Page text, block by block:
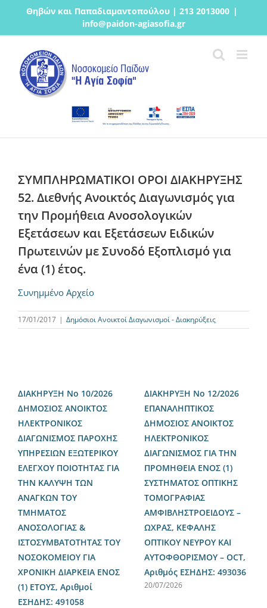
Μετάβαση
περιεχόμενο
Θηβών και Παπαδιαμαντοπούλου | 213 2013000 |
info@paidon-agiasofia.gr
ΣΥΜΠΛΗΡΩΜΑΤΙΚΟΙ ΟΡΟΙ ΔΙΑΚΗΡΥΞΗΣ
52. Διεθνής Ανοικτός Διαγωνισμός για
την Προμήθεια Ανοσολογικών
Εξετάσεων και Εξετάσεων Ειδικών
Πρωτεινών με Συνοδό Εξοπλισμό για
ένα (1) έτος.
Συνημμένο Αρχείο
17/01/2017 | Δημόσιοι Ανοικτοί Διαγωνισμοί - Διακηρύξεις
ΔΙΑΚΗΡΥΞΗ Νο 10/2026
ΔΗΜΟΣΙΟΣ ΑΝΟΙΚΤΟΣ
ΗΛΕΚΤΡΟΝΙΚΟΣ
ΔΙΑΓΩΝΙΣΜΟΣ ΠΑΡΟΧΗΣ
ΥΠΗΡΕΣΙΩΝ ΕΞΩΤΕΡΙΚΟΥ
ΕΛΕΓΧΟΥ ΠΟΙΟΤΗΤΑΣ ΓΙΑ
ΤΗΝ ΚΑΛΥΨΗ ΤΩΝ
ΑΝΑΓΚΩΝ ΤΟΥ
ΤΜΗΜΑΤΟΣ
ΑΝΟΣΟΛΟΓΙΑΣ &
ΙΣΤΟΣΥΜΒΑΤΟΤΗΤΑΣ ΤΟΥ
ΝΟΣΟΚΟΜΕΙΟΥ ΓΙΑ
ΧΡΟΝΙΚΗ ΔΙΑΡΚΕΙΑ ΕΝΟΣ
(1) ΕΤΟΥΣ, Αριθμοί
ΕΣΗΔΗΣ: 491058
ΔΙΑΚΗΡΥΞΗ Νο 12/2026
ΕΠΑΝΑΛΗΠΤΙΚΟΣ
ΔΗΜΟΣΙΟΣ ΑΝΟΙΚΤΟΣ
ΗΛΕΚΤΡΟΝΙΚΟΣ
ΔΙΑΓΩΝΙΣΜΟΣ ΓΙΑ ΤΗΝ
ΠΡΟΜΗΘΕΙΑ ΕΝΟΣ (1)
ΣΥΣΤΗΜΑΤΟΣ ΟΠΤΙΚΗΣ
ΤΟΜΟΓΡΑΦΙΑΣ
ΑΜΦΙΒΛΗΣΤΡΟΕΙΔΟΥΣ –
ΩΧΡΑΣ, ΚΕΦΑΛΗΣ
ΟΠΤΙΚΟΥ ΝΕΥΡΟΥ ΚΑΙ
ΑΥΤΟΦΘΟΡΙΣΜΟΥ – OCT,
Αριθμός ΕΣΗΔΗΣ: 493036
20/07/2026